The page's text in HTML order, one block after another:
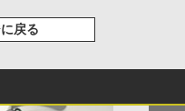
戻る